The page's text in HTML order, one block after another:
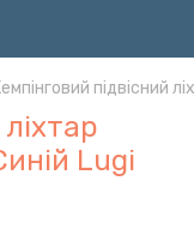
підвісний
Lugi